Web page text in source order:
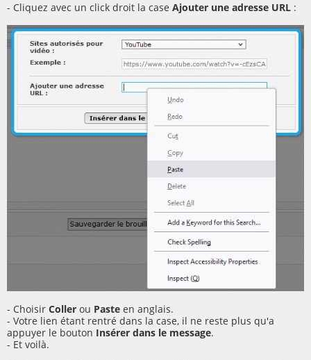
- Cliquez avec un click droit la case Ajouter une adresse URL :
- Choisir Coller ou Paste en anglais.
- Votre lien étant rentré dans la case, il ne reste plus qu'a
appuyer le bouton Insérer dans le message.
- Et voilà.